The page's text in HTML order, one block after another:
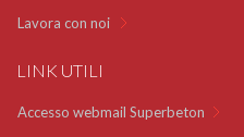
Lavora con noi
LINK UTILI
Accesso webmail Superbeton